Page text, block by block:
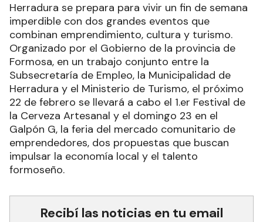
Herradura se prepara para vivir un fin de semana
imperdible con dos grandes eventos que
combinan emprendimiento, cultura y turismo.
Organizado por el Gobierno de la provincia de
Formosa, en un trabajo conjunto entre la
Subsecretaría de Empleo, la Municipalidad de
Herradura y el Ministerio de Turismo, el próximo
22 de febrero se llevará a cabo el 1.er Festival de
la Cerveza Artesanal y el domingo 23 en el
Galpón G, la feria del mercado comunitario de
emprendedores, dos propuestas que buscan
impulsar la economía local y el talento
formoseño.
Recibí las noticias en tu email